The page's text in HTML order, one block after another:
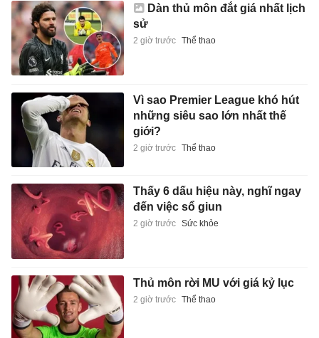
Dàn thủ môn đắt giá nhất lịch
sử
2 giờ trước Thể thao
Vì sao Premier League khó hút
những siêu sao lớn nhất thế
giới?
2 giờ trước Thể thao
Thấy 6 dấu hiệu này, nghĩ ngay
đến việc sổ giun
2 giờ trước Sức khỏe
Thủ môn rời MU với giá kỷ lục
2 giờ trước Thể thao